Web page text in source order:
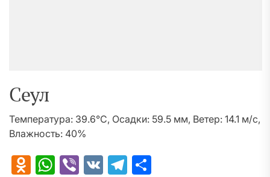
Сеул
Температура: 39.6°C, Осадки: 59.5 мм, Ветер: 14.1 м/с,
Влажность: 40%
Odnoklassniki
WhatsApp
Viber
VK Telegram